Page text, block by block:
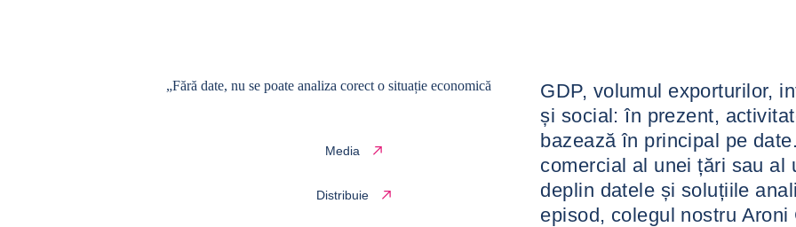
„Fără date, nu se poate analiza corect o situație economică
Media
Distribuie
GDP, volumul exporturilor,
și social: în prezent,
bazează în principal pe
comercial al unei țări sau al
deplin datele și soluțiile
episod, colegul nostru